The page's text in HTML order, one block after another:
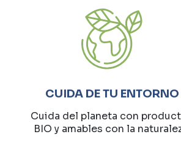
CUIDA DE TU ENTORNO
Cuida del planeta con
BIO y amables con la